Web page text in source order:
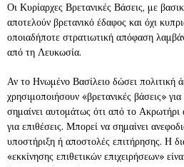
Οι Κυρίαρχες Βρετανικές Βάσεις, με
αποτελούν βρετανικό έδαφος και όχι
οποιαδήποτε στρατιωτική απόφαση
από τη Λευκωσία.
Αν το Ηνωμένο Βασίλειο δώσει πολιτική
χρησιμοποιήσουν «βρετανικές βάσεις»
σημαίνει αυτομάτως ότι από το Ακρωτήρι
για επιθέσεις. Μπορεί να σημαίνει
υποστήριξη ή αποστολές επιτήρησης. Η
«εκκίνησης επιθετικών επιχειρήσεων»